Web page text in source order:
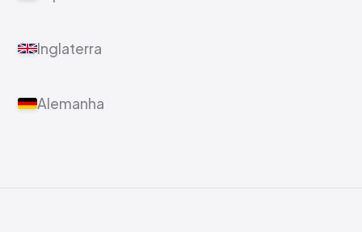
Inglaterra
Alemanha